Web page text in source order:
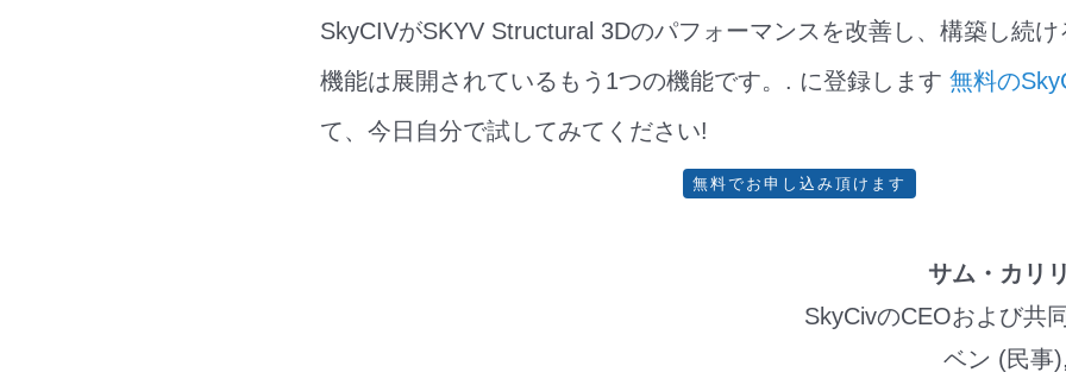
SkyCIVがSKYV Structural 3Dのパフォーマンスを改善し、構築し続
機能は展開されているもう1つの機能です。. に登録します 無料の
て、今日自分で試してみてください!
無料でお申し込み頂けます
サム・カリ
SkyCivのCEOおよび共
ベン (民事